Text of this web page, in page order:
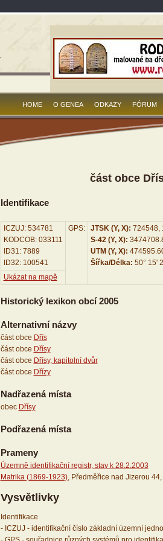
HOME O GENEA ODKAZY FÓRUM
část obce
Identifikace
ICZUJ: 534781
KODCOB: 033111
ID31: 7889
ID32: 100541
GPS: JTSK (Y, X): 724548,
S-42 (Y, X):
UTM (Y, X):
Šířka/Délka: 50° 15'
Ukázat na mapě
Historický lexikon obcí 2005
Alternativní názvy
část obce Dřís
část obce Dřísy
část obce Dřísy, kapitolní dvůr
část obce Dřízy
Nadřazená místa
obec Dřísy
Podřazená místa
Prameny
Územně identifikační registr, stav k 28.2.2003
Matrika (1869-1923), Předměřice nad Jizerou
Vysvětlivky
Identifikace
- ICZUJ - identifikační číslo základní územní